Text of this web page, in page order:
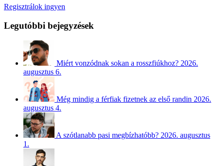
Regisztrálok ingyen
Legutóbbi bejegyzések
Miért vonzódnak sokan a rosszfiúkhoz? 2026.
augusztus 6.
Még mindig a férfiak fizetnek az első randin 2026.
augusztus 4.
A szótlanabb pasi megbízhatóbb? 2026. augusztus
1.